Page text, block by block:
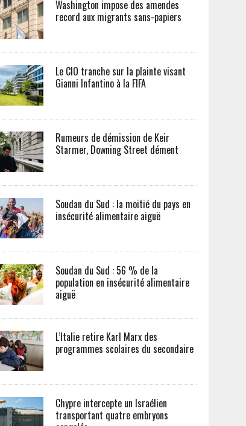
Washington impose des amendes
record aux migrants sans-papiers
Le CIO tranche sur la plainte visant
Gianni Infantino à la FIFA
Rumeurs de démission de Keir
Starmer, Downing Street dément
Soudan du Sud : la moitié du pays en
insécurité alimentaire aiguë
Soudan du Sud : 56 % de la
population en insécurité alimentaire
aiguë
L’Italie retire Karl Marx des
programmes scolaires du secondaire
Chypre intercepte un Israélien
transportant quatre embryons